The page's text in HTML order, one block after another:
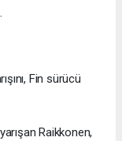
Fin sürücü
Raikkonen,